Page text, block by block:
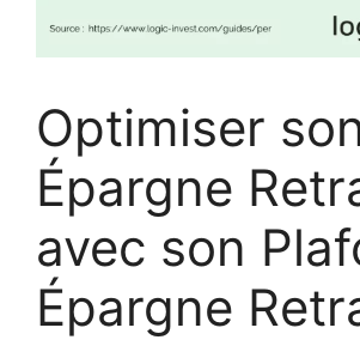
Optimiser
Épargne
avec son
Épargne